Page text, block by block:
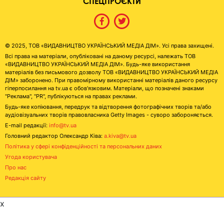
© 2025, ТОВ «ВИДАВНИЦТВО УКРАЇНСЬКИЙ МЕДІА ДІМ». Усі права захищені.
Всі права на матеріали, опубліковані на даному ресурсі, належать ТОВ
«ВИДАВНИЦТВО УКРАЇНСЬКИЙ МЕДІА ДІМ». Будь-яке використання
матеріалів без письмового дозволу ТОВ «ВИДАВНИЦТВО УКРАЇНСЬКИЙ МЕДІА
ДІМ» заборонено. При правомірному використанні матеріалів даного ресурсу
гіперпосилання на tv.ua є обов'язковим. Матеріали, що позначені знаками
"Реклама", "PR", публікуються на правах реклами.
Будь-яке копіювання, передрук та відтворення фотографічних творів та/або
аудіовізуальних творів правовласника Getty Images - суворо забороняється.
E-mail редакції: info@tv.ua
Головний редактор Олександр Ківа: a.kiva@tv.ua
Політика у сфері конфіденційності та персональних даних
Угода користувача
Про нас
Редакція сайту
x